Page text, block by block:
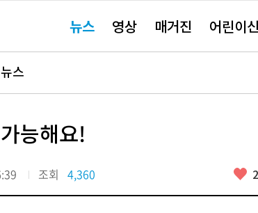
요뉴스 영상 매거진 어린이
스
능해요!
조회 4,360 좋
2